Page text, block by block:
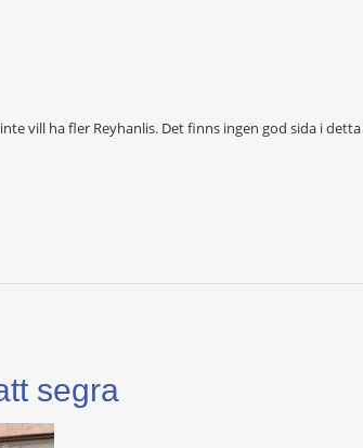
vill ha fler Reyhanlis. Det finns ingen god sida i
segra